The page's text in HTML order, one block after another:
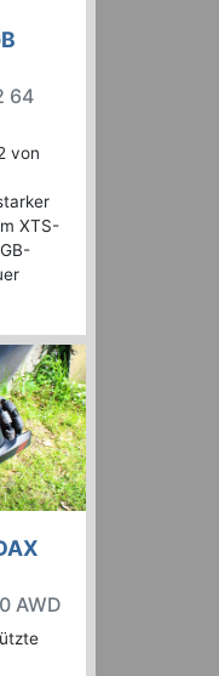
64
von
XTS-
AWD